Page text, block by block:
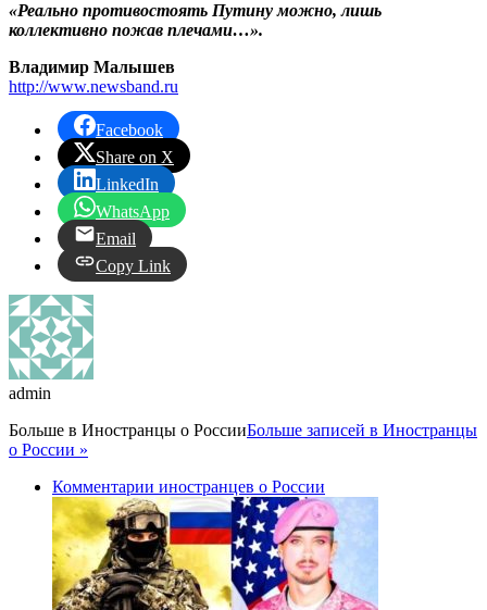
«Реально противостоять Путину можно, лишь
коллективно пожав плечами…».
Владимир Малышев
http://www.newsband.ru
Facebook
Share on X
LinkedIn
WhatsApp
Email
Copy Link
admin
Больше в Иностранцы о РоссииБольше записей в Иностранцы
о России »
Комментарии иностранцев о России